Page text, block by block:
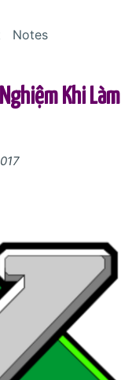
Notes
Khi Làm